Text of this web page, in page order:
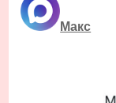
Макс